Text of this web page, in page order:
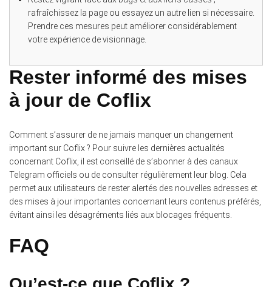
rafraîchissez la page ou essayez un autre lien si nécessaire.
Prendre ces mesures peut améliorer considérablement
votre expérience de visionnage.
Rester informé des mises
à jour de Coflix
Comment s’assurer de ne jamais manquer un changement
important sur Coflix ? Pour suivre les dernières actualités
concernant Coflix, il est conseillé de s’abonner à des canaux
Telegram officiels ou de consulter régulièrement leur blog. Cela
permet aux utilisateurs de rester alertés des nouvelles adresses et
des mises à jour importantes concernant leurs contenus préférés,
évitant ainsi les désagréments liés aux blocages fréquents.
FAQ